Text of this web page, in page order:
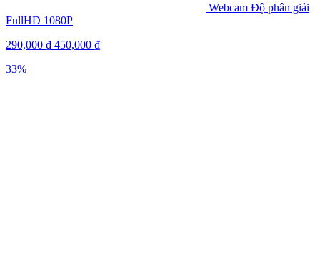
Webcam Độ phân giải
FullHD 1080P
290,000 ₫ 450,000 ₫
33%